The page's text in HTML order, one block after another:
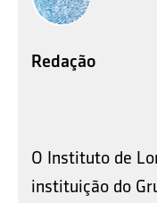
Redação
O Instituto de
instituição do